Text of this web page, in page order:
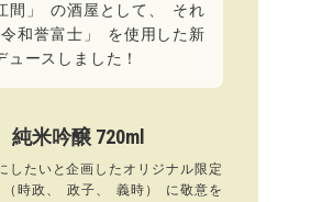
間 」 の酒屋として
それ
令和誉富士 」
を使用した新
ースしました！
米吟醸 720ml
したいと企画したオリジナル限定
（ 時政 、 政子、 義時 ）
に敬意を